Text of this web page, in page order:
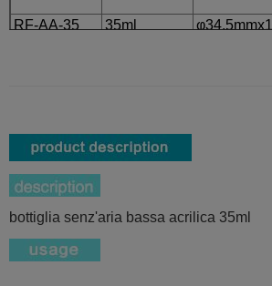
RF-AA-35 35ml
bottiglia senz'aria bassa acrilica 35ml